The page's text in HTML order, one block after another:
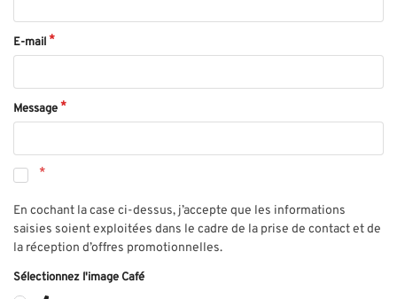
E-mail
Message
En cochant la case ci-dessus, j’accepte que les informations
saisies soient exploitées dans le cadre de la prise de contact et de
la réception d’offres promotionnelles.
Sélectionnez l'image Café